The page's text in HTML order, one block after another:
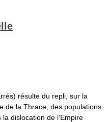
résulte du repli, sur la
de la Thrace, des populations
dislocation de l’Empire